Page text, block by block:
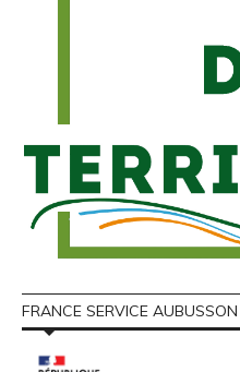
FRANCE SERVICE AUBUSSON